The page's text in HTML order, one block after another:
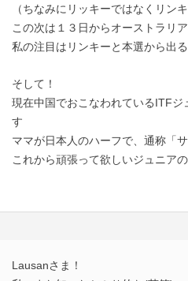
（ちなみにリッキーではなくリ
この次は１３日からオーストラリ
私の注目はリンキーと本選から出
そして！
現在中国でおこなわれているITF
す
ママが日本人のハーフで、通称「サ
これから頑張って欲しいジュニアの
Lausanさま！